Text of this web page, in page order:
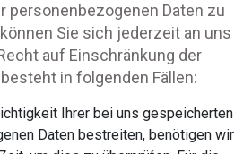
personenbezogenen Daten zu
Sie sich jederzeit an uns
auf Einschränkung der
in folgenden Fällen:
Ihrer bei uns gespeicherten
Daten bestreiten, benötigen wir